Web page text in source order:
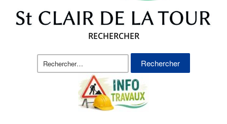
RECHERCHER
Rechercher :